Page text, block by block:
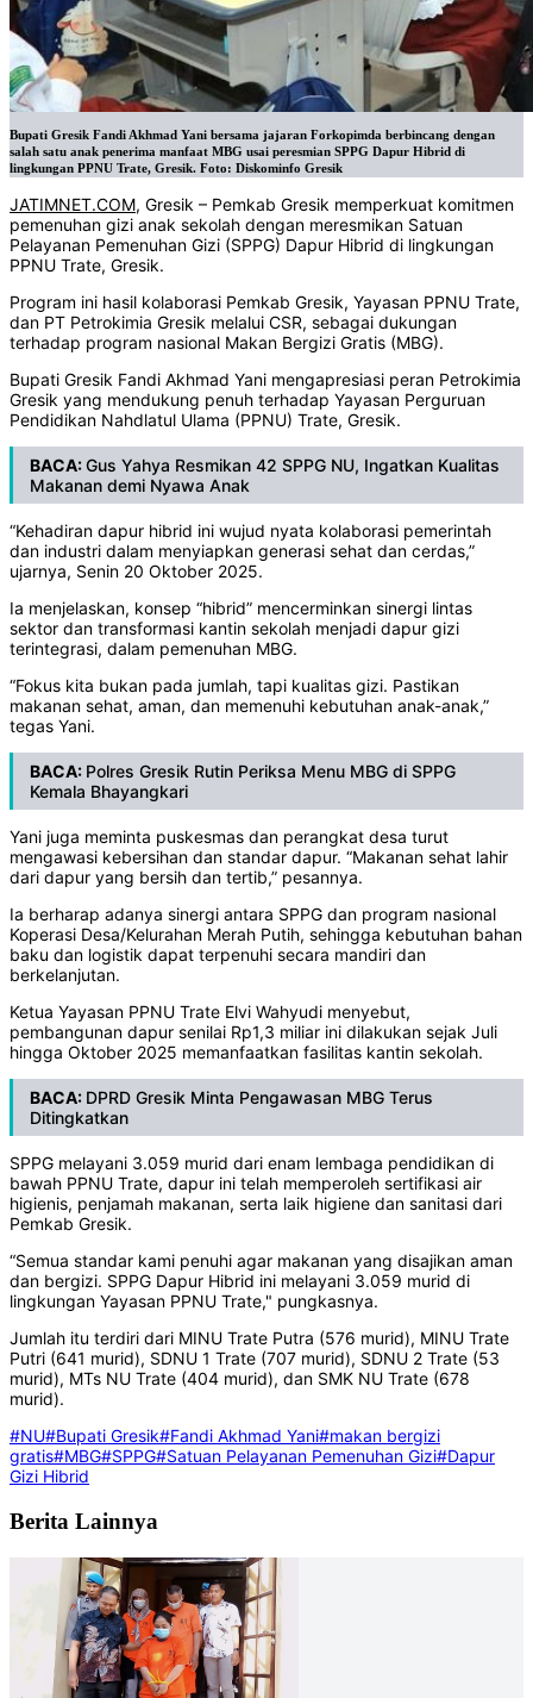
Bupati Gresik Fandi Akhmad Yani bersama jajaran Forkopimda berbincang dengan
salah satu anak penerima manfaat MBG usai peresmian SPPG Dapur Hibrid di
lingkungan PPNU Trate, Gresik. Foto: Diskominfo Gresik
JATIMNET.COM, Gresik – Pemkab Gresik memperkuat komitmen
pemenuhan gizi anak sekolah dengan meresmikan Satuan
Pelayanan Pemenuhan Gizi (SPPG) Dapur Hibrid di lingkungan
PPNU Trate, Gresik.
Program ini hasil kolaborasi Pemkab Gresik, Yayasan PPNU Trate,
dan PT Petrokimia Gresik melalui CSR, sebagai dukungan
terhadap program nasional Makan Bergizi Gratis (MBG).
Bupati Gresik Fandi Akhmad Yani mengapresiasi peran Petrokimia
Gresik yang mendukung penuh terhadap Yayasan Perguruan
Pendidikan Nahdlatul Ulama (PPNU) Trate, Gresik.
BACA:Gus Yahya Resmikan 42 SPPG NU, Ingatkan Kualitas
Makanan demi Nyawa Anak
“Kehadiran dapur hibrid ini wujud nyata kolaborasi pemerintah
dan industri dalam menyiapkan generasi sehat dan cerdas,”
ujarnya, Senin 20 Oktober 2025.
Ia menjelaskan, konsep “hibrid” mencerminkan sinergi lintas
sektor dan transformasi kantin sekolah menjadi dapur gizi
terintegrasi, dalam pemenuhan MBG.
“Fokus kita bukan pada jumlah, tapi kualitas gizi. Pastikan
makanan sehat, aman, dan memenuhi kebutuhan anak-anak,”
tegas Yani.
BACA: Polres Gresik Rutin Periksa Menu MBG di SPPG
Kemala Bhayangkari
Yani juga meminta puskesmas dan perangkat desa turut
mengawasi kebersihan dan standar dapur. “Makanan sehat lahir
dari dapur yang bersih dan tertib,” pesannya.
Ia berharap adanya sinergi antara SPPG dan program nasional
Koperasi Desa/Kelurahan Merah Putih, sehingga kebutuhan bahan
baku dan logistik dapat terpenuhi secara mandiri dan
berkelanjutan.
Ketua Yayasan PPNU Trate Elvi Wahyudi menyebut,
pembangunan dapur senilai Rp1,3 miliar ini dilakukan sejak Juli
hingga Oktober 2025 memanfaatkan fasilitas kantin sekolah.
BACA: DPRD Gresik Minta Pengawasan MBG Terus
Ditingkatkan
SPPG melayani 3.059 murid dari enam lembaga pendidikan di
bawah PPNU Trate, dapur ini telah memperoleh sertifikasi air
higienis, penjamah makanan, serta laik higiene dan sanitasi dari
Pemkab Gresik.
“Semua standar kami penuhi agar makanan yang disajikan aman
dan bergizi. SPPG Dapur Hibrid ini melayani 3.059 murid di
lingkungan Yayasan PPNU Trate," pungkasnya.
Jumlah itu terdiri dari MINU Trate Putra (576 murid), MINU Trate
Putri (641 murid), SDNU 1 Trate (707 murid), SDNU 2 Trate (53
murid), MTs NU Trate (404 murid), dan SMK NU Trate (678
murid).
#NU#Bupati Gresik#Fandi Akhmad Yani#makan bergizi
gratis#MBG#SPPG#Satuan Pelayanan Pemenuhan Gizi#Dapur
Gizi Hibrid
Berita Lainnya